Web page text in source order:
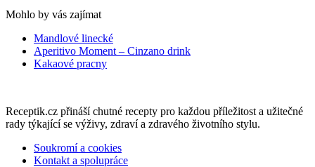
Mohlo by vás zajímat
Mandlové linecké
Aperitivo Moment – Cinzano drink
Kakaové pracny
Receptik.cz přináší chutné recepty pro každou příležitost a užitečné
rady týkající se výživy, zdraví a zdravého životního stylu.
Soukromí a cookies
Kontakt a spolupráce